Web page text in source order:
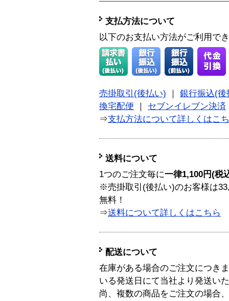
支払方法について
以下のお支払い方法がご利用で
売掛取引(後払い)
銀行振込(後
換宅配便
セブンイレブン決済
⇒支払方法について詳しくはこ
送料について
1つのご注文毎に一律1,100円(税
※売掛取引(後払い)のお客様は
無料！
⇒送料について詳しくはこちら
配送について
在庫がある場合のご注文につき
いる発送日にて当社より発送い
尚、複数の商品をご注文の場合